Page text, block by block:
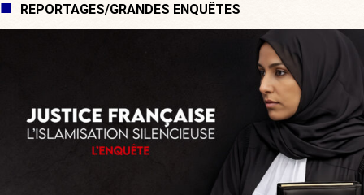
REPORTAGES/GRANDES ENQUÊTES